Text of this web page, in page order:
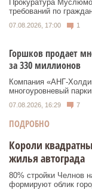
Прокуратура
требований по
07.08.2026, 17:00 1
Горшков продает
за 330 миллионов
Компания «АНГ-
многоуровневый
07.08.2026, 16:29 7
ПОДРОБНО
Короли
жилья автограда
80% стройки Челнов
формируют облик